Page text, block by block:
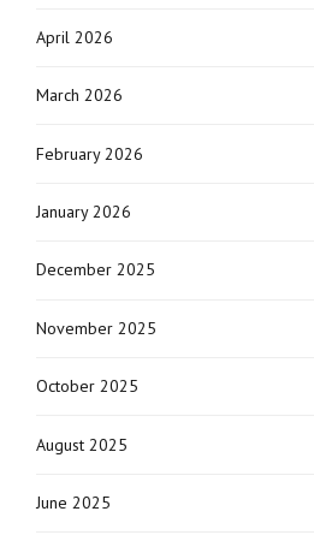
April 2026
March 2026
February 2026
January 2026
December 2025
November 2025
October 2025
August 2025
June 2025